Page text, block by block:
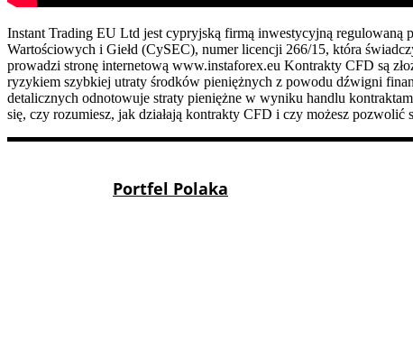
Instant Trading EU Ltd jest cypryjską firmą inwestycyjną regulowaną
Wartościowych i Giełd (CySEC), numer licencji 266/15, która
prowadzi stronę internetową www.instaforex.eu Kontrakty CFD są
ryzykiem szybkiej utraty środków pieniężnych z powodu dźwigni
detalicznych odnotowuje straty pieniężne w wyniku handlu
się, czy rozumiesz, jak działają kontrakty CFD i czy możesz
Portfel Polaka